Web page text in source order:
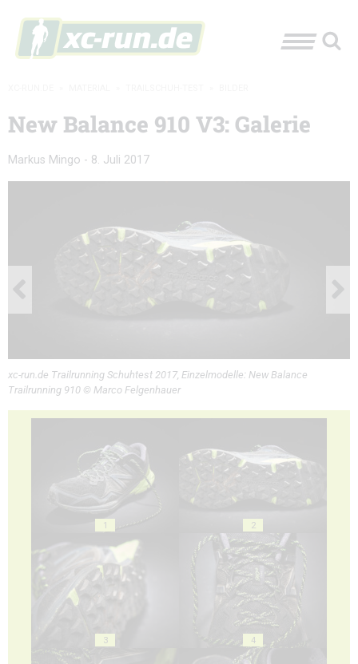
New Balance 910 V3: Galerie
Markus Mingo - 8. Juli 2017
xc-run.de Trailrunning Schuhtest 2017, Einzelmodelle: New Balance
Trailrunning 910 © Marco Felgenhauer
1 2
3 4